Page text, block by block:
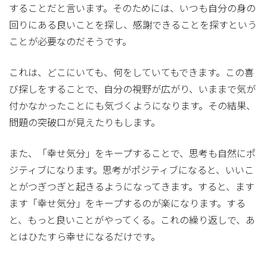
することだと言います。そのためには、いつも自分の身の
回りにある良いことを探し、感謝できることを探すという
ことが必要なのだそうです。
これは、どこにいても、何をしていてもできます。この喜
び探しをすることで、自分の視野が広がり、いままで気が
付かなかったことにも気づくようになります。その結果、
問題の突破口が見えたりもします。
また、「幸せ気分」をキープすることで、思考も自然にポ
ジティブになります。思考がポジティブになると、いいこ
とがつぎつぎと起きるようになってきます。すると、ます
ます「幸せ気分」をキープするのが楽になります。する
と、もっと良いことがやってくる。これの繰り返しで、あ
とはひたすら幸せになるだけです。